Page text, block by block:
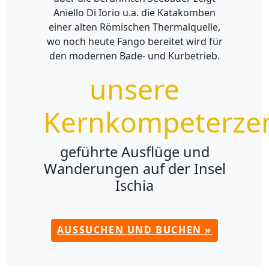
Aniello Di Iorio u.a. die Katakomben
einer alten Römischen Thermalquelle,
wo noch heute Fango bereitet wird für
den modernen Bade- und Kurbetrieb.
unsere
geführte Ausflüge und
Wanderungen auf der Insel
Ischia
AUSSUCHEN UND BUCHEN »